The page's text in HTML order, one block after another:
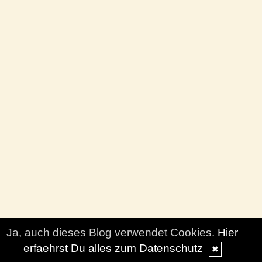
Ja, auch dieses Blog verwendet Cookies. Hier
erfaehrst Du alles zum Datenschutz
✖